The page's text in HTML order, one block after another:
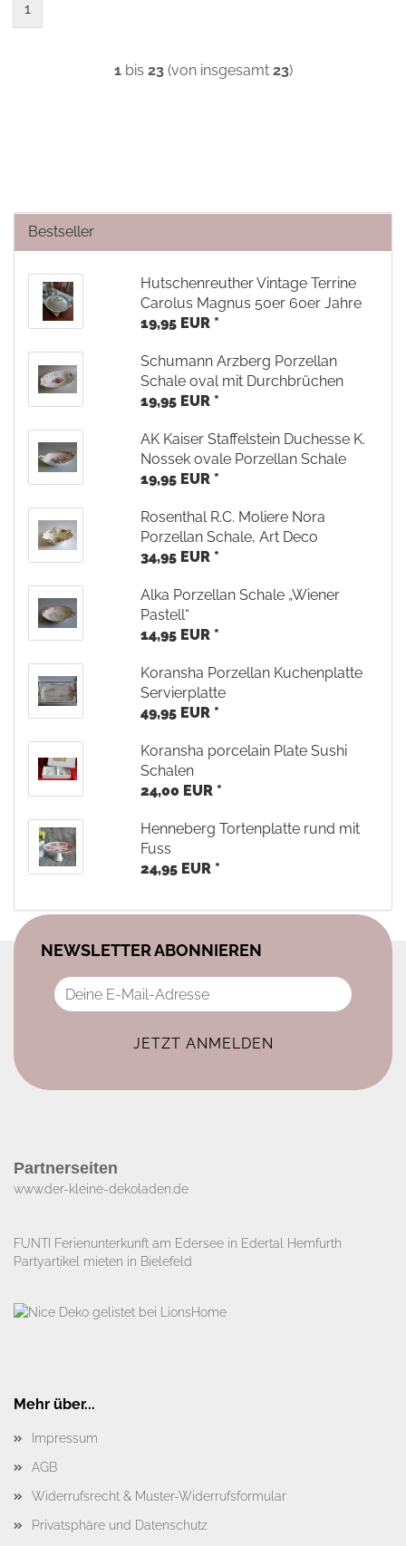
1
1bis 23(von insgesamt 23)
Bestseller
Hutschenreuther Vintage Terrine
Carolus Magnus 50er 60er Jahre
19,95 EUR *
Schumann Arzberg Porzellan
Schale oval mit Durchbrüchen
19,95 EUR *
AK Kaiser Staffelstein Duchesse K.
Nossek ovale Porzellan Schale
19,95 EUR *
Rosenthal R.C. Moliere Nora
Porzellan Schale, Art Deco
34,95 EUR *
Alka Porzellan Schale „Wiener
Pastell“
14,95 EUR *
Koransha Porzellan Kuchenplatte
Servierplatte
49,95 EUR *
Koransha porcelain Plate Sushi
Schalen
24,00 EUR *
Henneberg Tortenplatte rund mit
Fuss
24,95 EUR *
NEWSLETTER ABONNIEREN
Partnerseiten
www.der-kleine-dekoladen.de​
FUNTI Ferienunterkunft am Edersee in Edertal Hemfurth
Partyartikel mieten in Bielefeld
Mehr über...
Impressum
AGB
Widerrufsrecht & Muster-Widerrufsformular
Privatsphäre und Datenschutz